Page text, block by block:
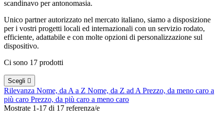
scandinavo per antonomasia.
Unico partner autorizzato nel mercato italiano, siamo a disposizione
per i vostri progetti locali ed internazionali con un servizio rodato,
efficiente, adattabile e con molte opzioni di personalizzazione sul
dispositivo.
Ci sono 17 prodotti
Scegli 
Rilevanza Nome, da A a Z Nome, da Z ad APrezzo, da meno caro a
più caro Prezzo, da più caro a meno caro
Mostrate 1-17 di 17 referenza/e